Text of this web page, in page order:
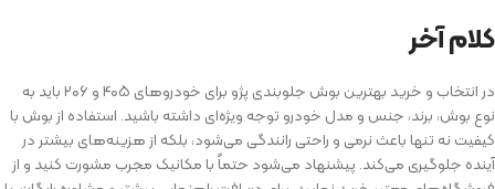
کلام آخر
در انتخاب و خرید بهترین بوش جلوبندی پژو برای خودروهای ۴۰۵ و ۲۰۶ باید به
نوع بوش، برند، جنس و مدل خودرو توجه ویژه‌ای داشته باشید. استفاده از بوش با
کیفیت نه تنها باعث نرمی و راحتی رانندگی می‌شود، بلکه از هزینه‌های بیشتر در
آینده جلوگیری می‌کند. پیشنهاد می‌شود حتماً با مکانیک مجرب مشورت کنید و از